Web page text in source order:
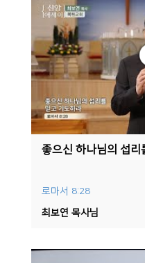
좋으신 하나님의 섭리
로마서 8:28
최보연 목사님